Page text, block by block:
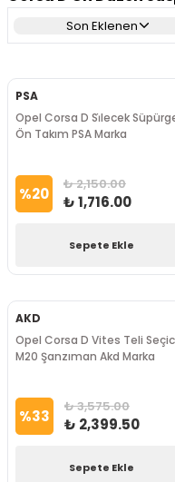
Son Eklenen
PSA
Opel Corsa D Si̇lecek
Ön Takım PSA Marka
%20 ₺ 2,150.00
₺ 1,716.00
Sepete Ekle
AKD
Opel Corsa D Vites Teli
M20 Şanzıman Akd Marka
%33 ₺ 3,575.00
₺ 2,399.50
Sepete Ekle